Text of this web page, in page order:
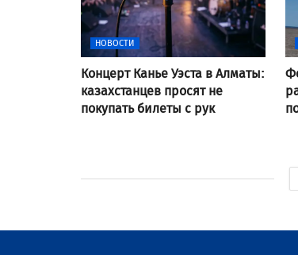
НОВОСТИ
Концерт Канье Уэста в Алматы:
казахстанцев просят не
покупать билеты с рук